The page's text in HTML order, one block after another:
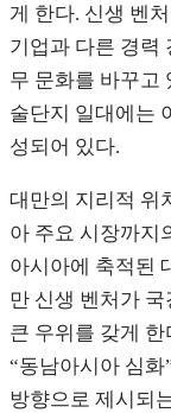
게 한다. 신생 벤
기업과 다른 경력
무 문화를 바꾸고
술단지 일대에는
성되어 있다.
대만의 지리적 위
아 주요 시장까지
아시아에 축적된
만 신생 벤처가
큰 우위를 갖게
“동남아시아 심화
방향으로 제시되